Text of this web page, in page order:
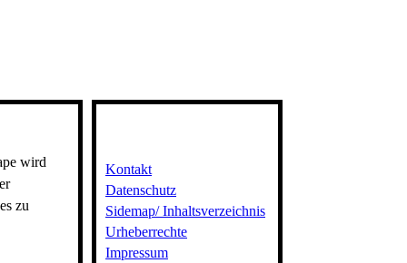
wird
zu
Kontakt
Datenschutz
Sidemap/ Inhaltsverzeichnis
Urheberrechte
Impressum